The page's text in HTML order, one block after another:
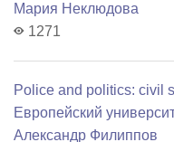
Мария Неклюдова
1271
Police and politics: civil
Европейский
Александр Филиппов